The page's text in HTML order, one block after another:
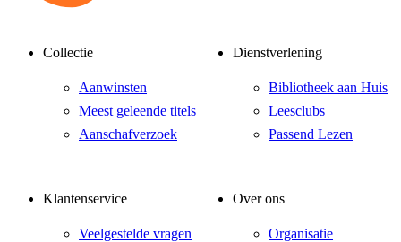
Collectie
Aanwinsten
Meest geleende titels
Aanschafverzoek
Dienstverlening
Bibliotheek aan Huis
Leesclubs
Passend Lezen
Klantenservice
Veelgestelde vragen
Over ons
Organisatie